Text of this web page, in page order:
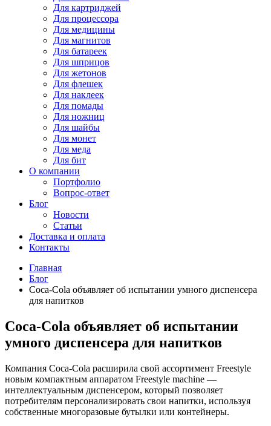
Для картриджей
Для процессора
Для медицины
Для магнитов
Для батареек
Для шприцов
Для жетонов
Для флешек
Для наклеек
Для помады
Для ножниц
Для шайбы
Для монет
Для меда
Для бит
О компании
Портфолио
Вопрос-ответ
Блог
Новости
Статьи
Доставка и оплата
Контакты
Главная
Блог
Coca-Cola объявляет об испытании умного диспенсера
для напитков
Coca-Cola объявляет об испытании
умного диспенсера для напитков
Компания Coca-Cola расширила свой ассортимент Freestyle
новым компактным аппаратом Freestyle machine —
интеллектуальным диспенсером, который позволяет
потребителям персонализировать свои напитки, используя
собственные многоразовые бутылки или контейнеры.